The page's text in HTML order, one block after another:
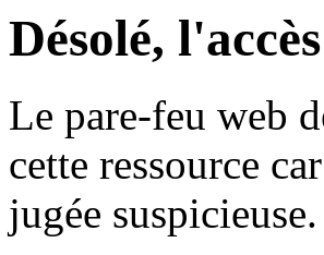
Désolé,
Le pare-feu web
cette ressource
jugée suspicieuse.